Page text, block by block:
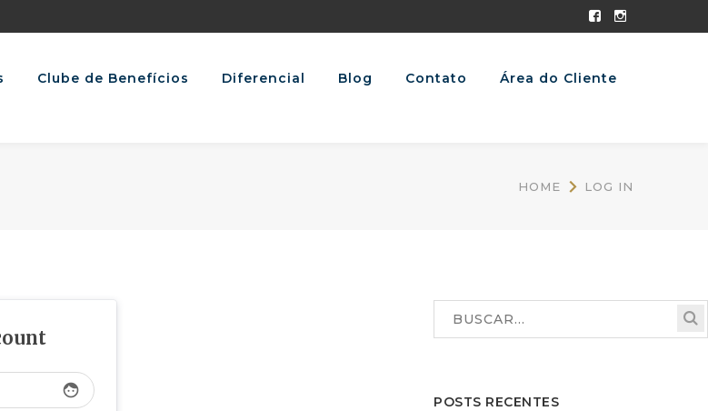
Facebook
Instagram
Clube de Benefícios Diferencial Blog Contato Área do Cliente
HOME LOG IN
face
POSTS RECENTES